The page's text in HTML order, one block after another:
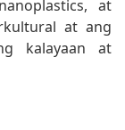
at
at ang
kalayaan at